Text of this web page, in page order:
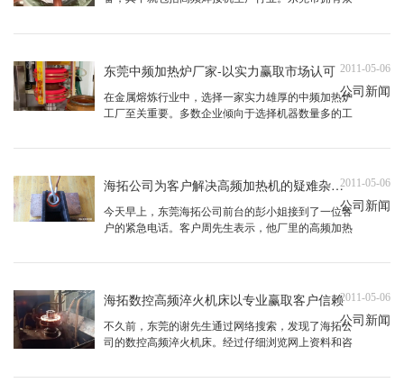
定制。然而，在周边寻找了多家东莞市高频焊接机生
产厂家后，都因杨总的工程图 ...
东莞中频加热炉厂家-以实力赢取市场认可 2011-05-06
公司新闻
在金属熔炼行业中，选择一家实力雄厚的中频加热炉
工厂至关重要。多数企业倾向于选择机器数量多的工
交货速度，能确保企业在规定时间内获取设备，不耽
透热炉厂众多，实力各异。有的厂家可能仅拥有两三
台机器，而一些大厂则拥有 ...
海拓公司为客户解决高频加热机的疑难杂症-为潜在客户打下基础2011-05-06
公司新闻
今天早上，东莞海拓公司前台的彭小姐接到了一位客
户的紧急电话。客户周先生表示，他厂里的高频加热
糊不清，且无法联系到原厂家售后，他感到非常困
网寻找相关厂家寻求技术帮助。彭小姐虽然不是技术
人员，但她迅速将客户的电话 ...
海拓数控高频淬火机床以专业赢取客户信赖2011-05-06
公司新闻
不久前，东莞的谢先生通过网络搜索，发现了海拓公
司的数控高频淬火机床。经过仔细浏览网上资料和咨
适合他的新产品测试需求。他急需这样的设备来检验